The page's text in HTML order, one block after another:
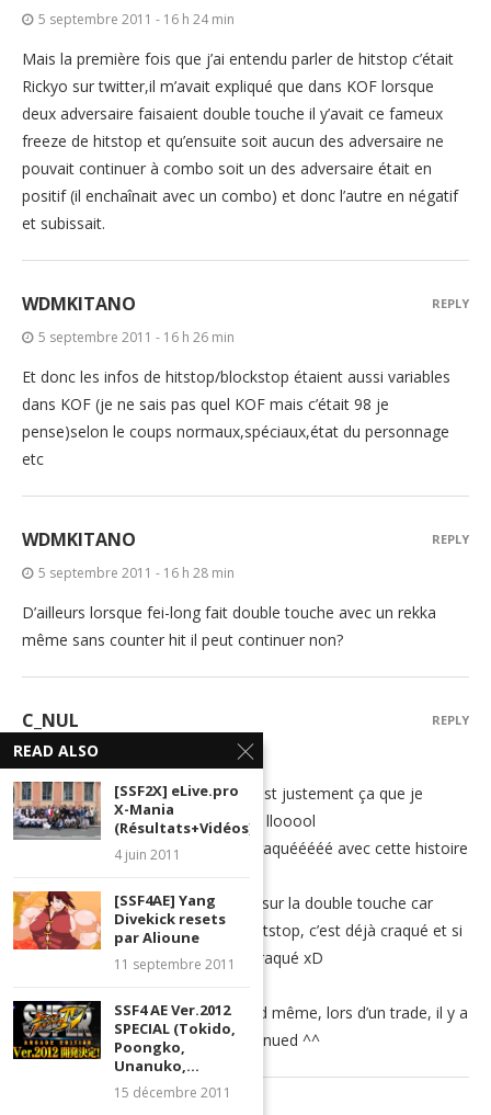
5 septembre 2011 - 16 h 24 min
Mais la première fois que j’ai entendu parler de hitstop c’était
Rickyo sur twitter,il m’avait expliqué que dans KOF lorsque
deux adversaire faisaient double touche il y’avait ce fameux
freeze de hitstop et qu’ensuite soit aucun des adversaire ne
pouvait continuer à combo soit un des adversaire était en
positif (il enchaînait avec un combo) et donc l’autre en négatif
et subissait.
WDMKITANO
5 septembre 2011 - 16 h 26 min
Et donc les infos de hitstop/blockstop étaient aussi variables
dans KOF (je ne sais pas quel KOF mais c’était 98 je
pense)selon le coups normaux,spéciaux,état du personnage
etc
REPLY
WDMKITANO
5 septembre 2011 - 16 h 28 min
D’ailleurs lorsque fei-long fait double touche avec un rekka
même sans counter hit il peut continuer non?
REPLY
C_NUL
5 septembre 2011 - 16 h 48 min
Ah ah bien vu WDM Kitanoo :p C’est justement ça que je
voulais garder pour un autre sujet llooool
La double touche devient super craquééééé avec cette histoire
Mais en fait je veux faire un sujet sur la double touche car
sans même connaitre le truc de hitstop, c’est déjà craqué et si
on rajoute le hitstop c’est super craqué xD
Edit : Mais pour te répondre quand même, lors d’un trade, il y a
aussi trade de hitstop.. to be continued ^^
REPLY
READ ALSO
[SSF2X] eLive.pro
X-Mania
(Résultats+Vidéos)
4 juin 2011
[SSF4AE] Yang
Divekick resets
par Alioune
11 septembre 2011
SSF4 AE Ver.2012
SPECIAL (Tokido,
Poongko,
Unanuko,...
15 décembre 2011